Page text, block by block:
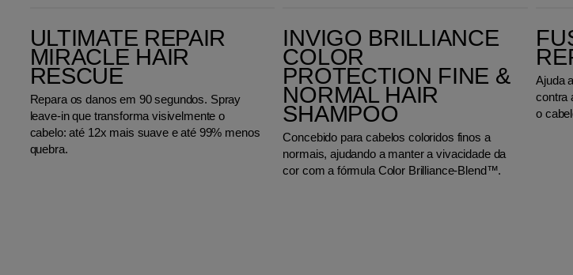
ULTIMATE REPAIR
MIRACLE HAIR
RESCUE
Repara os danos em 90 segundos. Spray
leave-in que transforma visivelmente o
cabelo: até 12x mais suave e até 99% menos
quebra.
INVIGO BRILLIANCE
COLOR
PROTECTION FINE &
NORMAL HAIR
SHAMPOO
Concebido para cabelos coloridos finos a
normais, ajudando a manter a vivacidade da
cor com a fórmula Color Brilliance-Blend™.
Ajuda
contra
o